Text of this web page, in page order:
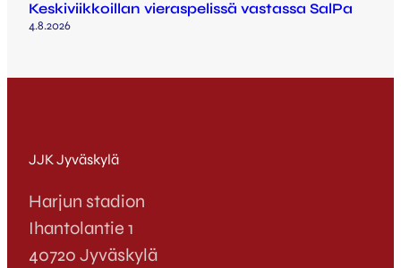
Keskiviikkoillan vieraspelissä vastassa SalPa
4.8.2026
JJK Jyväskylä
Harjun stadion
Ihantolantie 1
40720 Jyväskylä